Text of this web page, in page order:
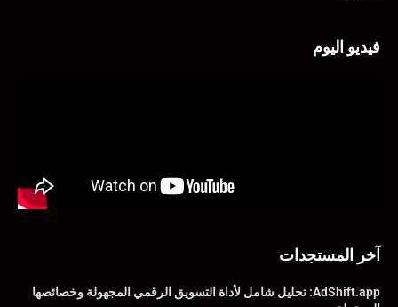
فيديو اليوم
آخر المستجدات
AdShift.app: تحليل شامل لأداة التسويق الرقمي المجهولة وخصائصها